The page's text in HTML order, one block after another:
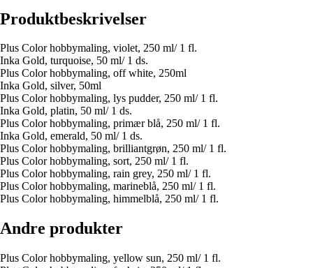
Produktbeskrivelser
Plus Color hobbymaling, violet, 250 ml/ 1 fl.
Inka Gold, turquoise, 50 ml/ 1 ds.
Plus Color hobbymaling, off white, 250ml
Inka Gold, silver, 50ml
Plus Color hobbymaling, lys pudder, 250 ml/ 1 fl.
Inka Gold, platin, 50 ml/ 1 ds.
Plus Color hobbymaling, primær blå, 250 ml/ 1 fl.
Inka Gold, emerald, 50 ml/ 1 ds.
Plus Color hobbymaling, brilliantgrøn, 250 ml/ 1 fl.
Plus Color hobbymaling, sort, 250 ml/ 1 fl.
Plus Color hobbymaling, rain grey, 250 ml/ 1 fl.
Plus Color hobbymaling, marineblå, 250 ml/ 1 fl.
Plus Color hobbymaling, himmelblå, 250 ml/ 1 fl.
Andre produkter
Plus Color hobbymaling, yellow sun, 250 ml/ 1 fl.